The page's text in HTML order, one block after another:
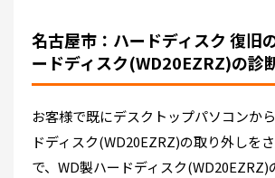
名古屋市：ハードディスク 復旧
ードディスク(WD20EZRZ)の
お客様で既にデスクトップパソコンか
ドディスク(WD20EZRZ)の取り外しを
で、WD製ハードディスク(WD20EZRZ)